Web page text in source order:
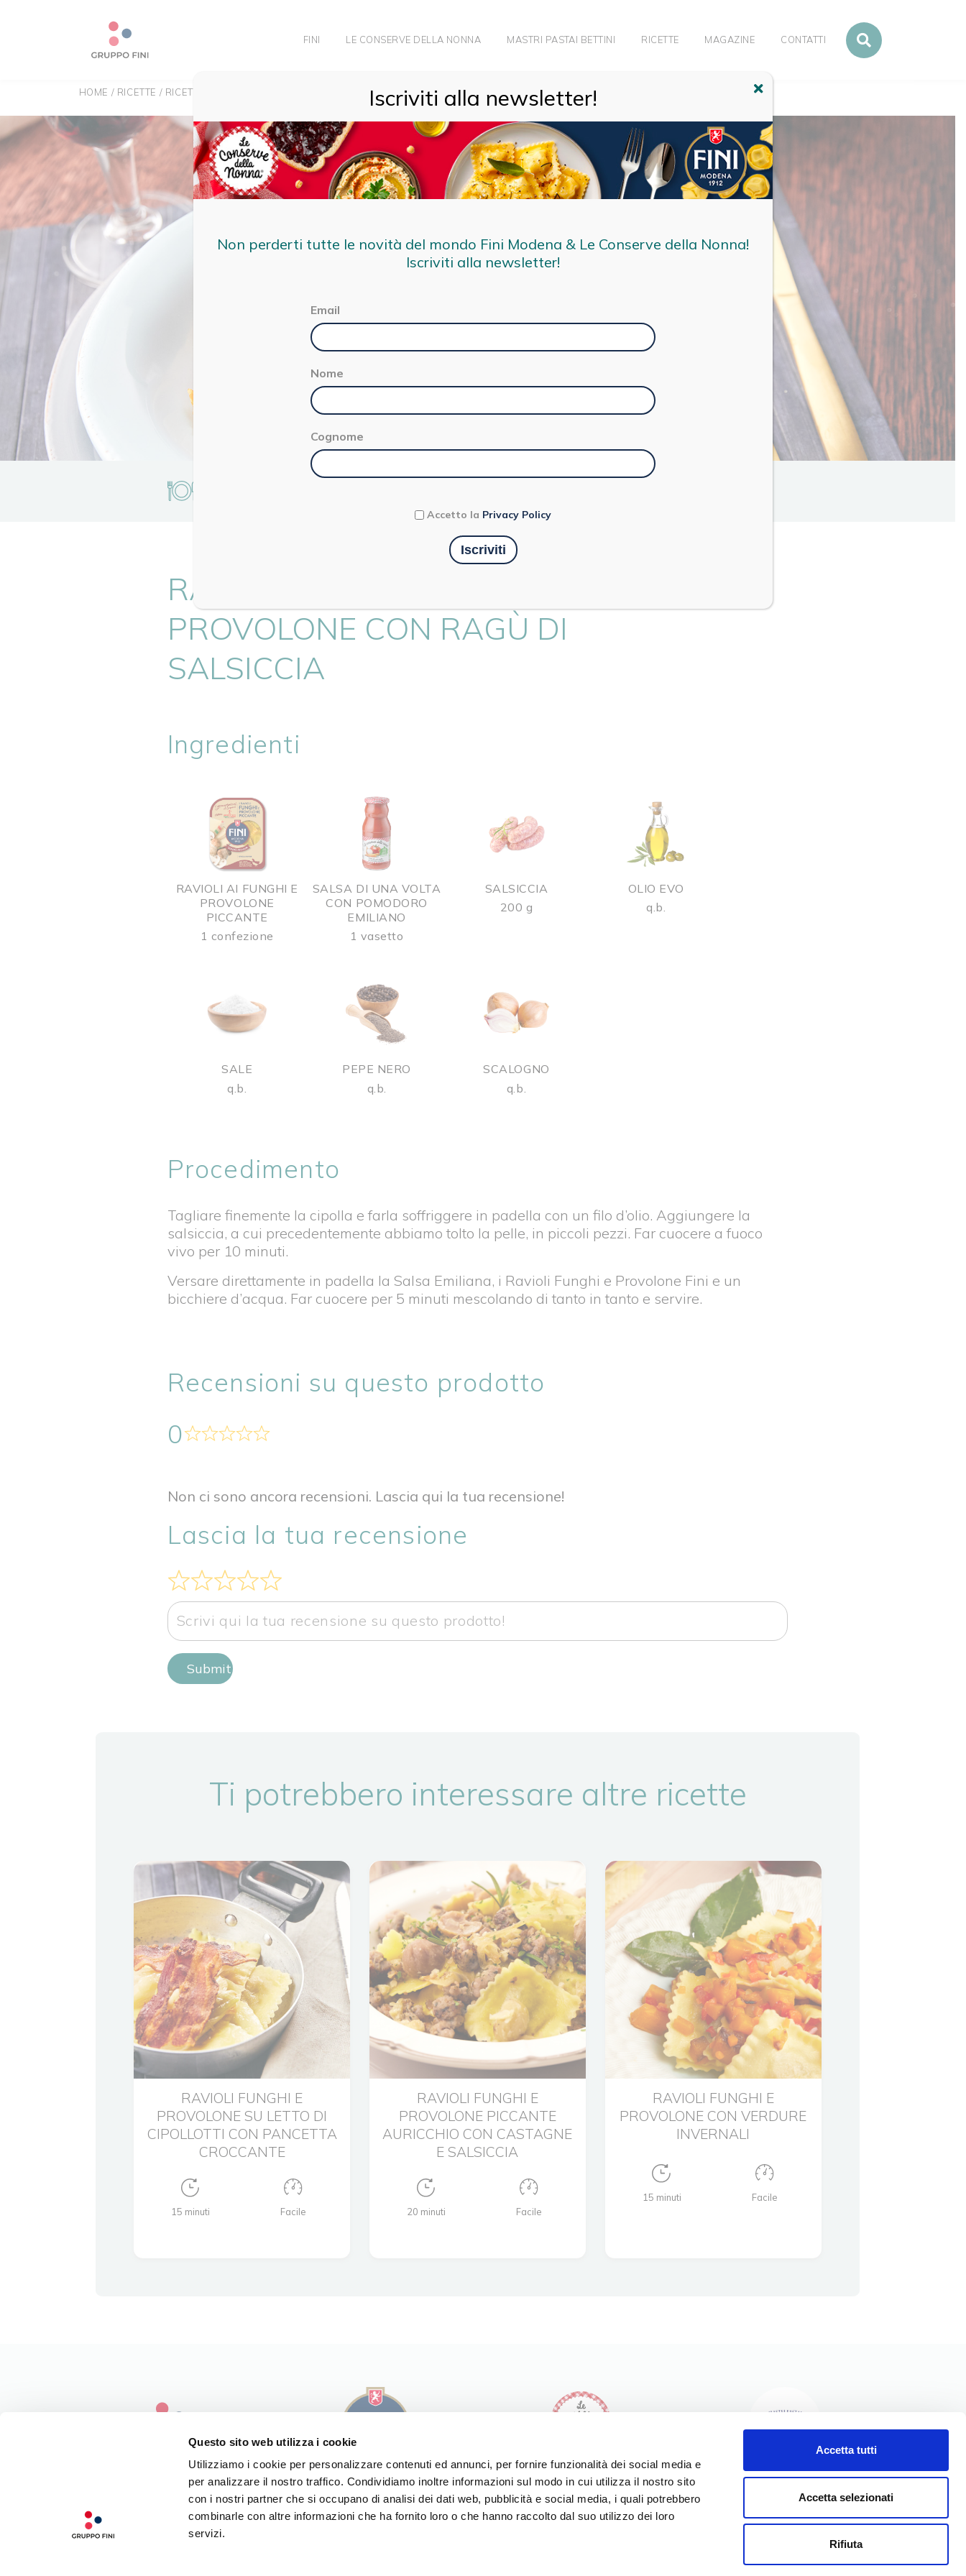
Questo sito web utilizza i cookie
Utilizziamo i cookie per personalizzare contenuti ed annunci, per fornire funzionalità dei social media e
per analizzare il nostro traffico. Condividiamo inoltre informazioni sul modo in cui utilizza il nostro sito
con i nostri partner che si occupano di analisi dei dati web, pubblicità e social media, i quali potrebbero
combinarle con altre informazioni che ha fornito loro o che hanno raccolto dal suo utilizzo dei loro
servizi.
Accetta tutti
Accetta selezionati
Rifiuta
FINI LE CONSERVE DELLA NONNA MASTRI PASTAI BETTINI RICETTE MAGAZINE CONTATTI
HOME / RICETTE / RICETTE FINI RAVIOLI FUNGHI E PROVOLONE CON RAGÙ DI SALSICCIA
RAVIOLI FUNGHI E
PROVOLONE CON RAGÙ DI
SALSICCIA
Ingredienti
RAVIOLI AI FUNGHI E
PROVOLONE
PICCANTE
1 confezione
SALSA DI UNA VOLTA
CON POMODORO
EMILIANO
1 vasetto
SALSICCIA
200 g
OLIO EVO
q.b.
SALE
q.b.
PEPE NERO
q.b.
SCALOGNO
q.b.
Procedimento
Tagliare finemente la cipolla e farla soffriggere in padella con un filo d’olio. Aggiungere la
salsiccia, a cui precedentemente abbiamo tolto la pelle, in piccoli pezzi. Far cuocere a fuoco
vivo per 10 minuti.
Versare direttamente in padella la Salsa Emiliana, i Ravioli Funghi e Provolone Fini e un
bicchiere d’acqua. Far cuocere per 5 minuti mescolando di tanto in tanto e servire.
Recensioni su questo prodotto
0
Non ci sono ancora recensioni. Lascia qui la tua recensione!
Lascia la tua recensione
Submit Review
Ti potrebbero interessare altre ricette
RAVIOLI FUNGHI E
PROVOLONE SU LETTO DI
CIPOLLOTTI CON PANCETTA
CROCCANTE
15 minuti Facile
RAVIOLI FUNGHI E
PROVOLONE PICCANTE
AURICCHIO CON CASTAGNE
E SALSICCIA
20 minuti Facile
RAVIOLI FUNGHI E
PROVOLONE CON VERDURE
INVERNALI
15 minuti Facile
LA NOSTRA FILOSOFIA
CONTATTI
I NOSTRI PRODOTTI
LE NOSTRE RICETTE
LA NOSTRA STORIA
I NOSTRI PRODOTTI
LE NOSTRE RICETTE
LA NOSTRA STORIA
I NOSTRI VALORI
LA NOSTRA STORIA
Iscriviti alla newsletter!
Non perderti tutte le novità del mondo Fini Modena & Le Conserve della Nonna!
Iscriviti alla newsletter!
Email
Nome
Cognome
Accetto la Privacy Policy